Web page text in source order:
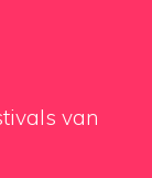
van